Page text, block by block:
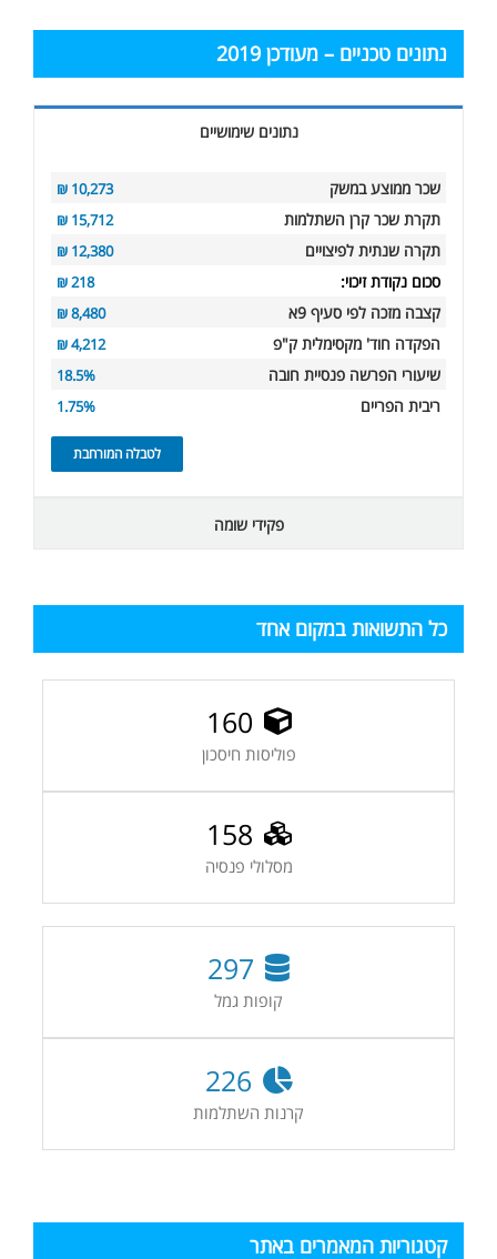
נתונים טכניים – מעודכן 2019
נתונים שימושיים
שכר ממוצע במשק 10,273 ₪
תקרת שכר קרן השתלמות 15,712 ₪
תקרה שנתית לפיצויים 12,380 ₪
סכום נקודת זיכוי: 218 ₪
קצבה מזכה לפי סעיף 9א 8,480 ₪
הפקדה חוד' מקסימלית ק"פ 4,212 ₪
שיעורי הפרשה פנסיית חובה 18.5%
ריבית הפריים 1.75%
לטבלה המורחבת
פקידי שומה
כל התשואות במקום אחד
160
פוליסות חיסכון
158
מסלולי פנסיה
297
קופות גמל
226
קרנות השתלמות
קטגוריות המאמרים באתר